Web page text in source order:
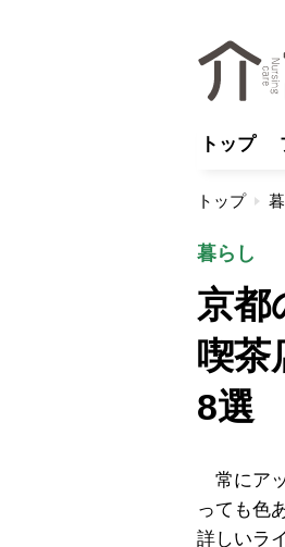
トップ
トップ
暮らし
京都
喫茶
8選
常にア
っても色
詳しいラ